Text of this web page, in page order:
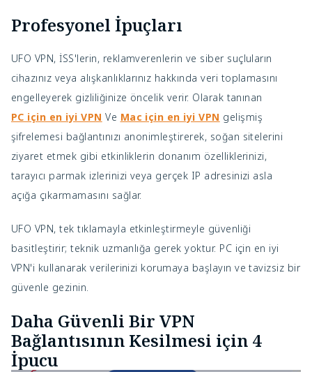
Profesyonel İpuçları
UFO VPN, İSS'lerin, reklamverenlerin ve siber suçluların
cihazınız veya alışkanlıklarınız hakkında veri toplamasını
engelleyerek gizliliğinize öncelik verir. Olarak tanınan
PC için en iyi VPN Ve Mac için en iyi VPN gelişmiş
şifrelemesi bağlantınızı anonimleştirerek, soğan sitelerini
ziyaret etmek gibi etkinliklerin donanım özelliklerinizi,
tarayıcı parmak izlerinizi veya gerçek IP adresinizi asla
açığa çıkarmamasını sağlar.
UFO VPN, tek tıklamayla etkinleştirmeyle güvenliği
basitleştirir; teknik uzmanlığa gerek yoktur. PC için en iyi
VPN'i kullanarak verilerinizi korumaya başlayın ve tavizsiz bir
güvenle gezinin.
Daha Güvenli Bir VPN
Bağlantısının Kesilmesi için 4
İpucu